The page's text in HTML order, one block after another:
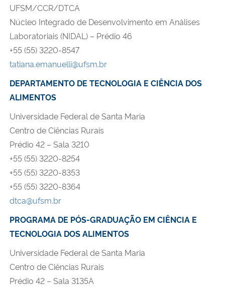
UFSM/CCR/DTCA
Núcleo Integrado de Desenvolvimento em Análises
Laboratoriais (NIDAL) – Prédio 46
+55 (55) 3220-8547
tatiana.emanuelli@ufsm.br
DEPARTAMENTO DE TECNOLOGIA E CIÊNCIA DOS
ALIMENTOS
Universidade Federal de Santa Maria
Centro de Ciências Rurais
Prédio 42 – Sala 3210
+55 (55) 3220-8254
+55 (55) 3220-8353
+55 (55) 3220-8364
dtca@ufsm.br
PROGRAMA DE PÓS-GRADUAÇÃO EM CIÊNCIA E
TECNOLOGIA DOS ALIMENTOS
Universidade Federal de Santa Maria
Centro de Ciências Rurais
Prédio 42 – Sala 3135A